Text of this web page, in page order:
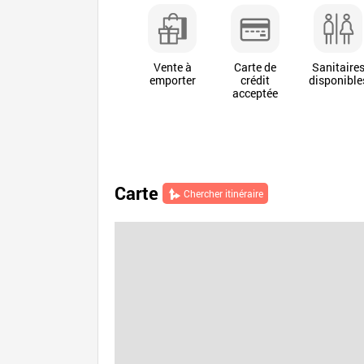
Vente à
emporter
Carte de
crédit
acceptée
Sanitaires
Carte Chercher itinéraire